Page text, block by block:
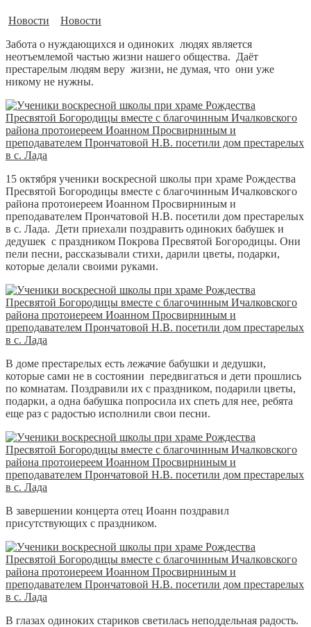
Новости
Новости
Забота о нуждающихся и одиноких людях является
неотъемлемой частью жизни нашего общества. Даёт
престарелым людям веру жизни, не думая, что они уже
никому не нужны.
15 октября ученики воскресной школы при храме Рождества
Пресвятой Богородицы вместе с благочинным Ичалковского
района протоиереем Иоанном Просвирниным и
преподавателем Прончатовой Н.В. посетили дом престарелых
в с. Лада. Дети приехали поздравить одиноких бабушек и
дедушек с праздником Покрова Пресвятой Богородицы. Они
пели песни, рассказывали стихи, дарили цветы, подарки,
которые делали своими руками.
В доме престарелых есть лежачие бабушки и дедушки,
которые сами не в состоянии передвигаться и дети прошлись
по комнатам. Поздравили их с праздником, подарили цветы,
подарки, а одна бабушка попросила их спеть для нее, ребята
еще раз с радостью исполнили свои песни.
В завершении концерта отец Иоанн поздравил
присутствующих с праздником.
В глазах одиноких стариков светилась неподдельная радость.